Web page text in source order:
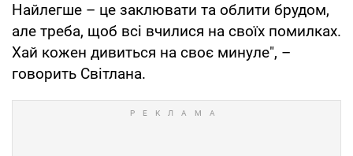
Найлегше – це заклювати та облити брудом,
але треба, щоб всі вчилися на своїх помилках.
Хай кожен дивиться на своє минуле", –
говорить Світлана.